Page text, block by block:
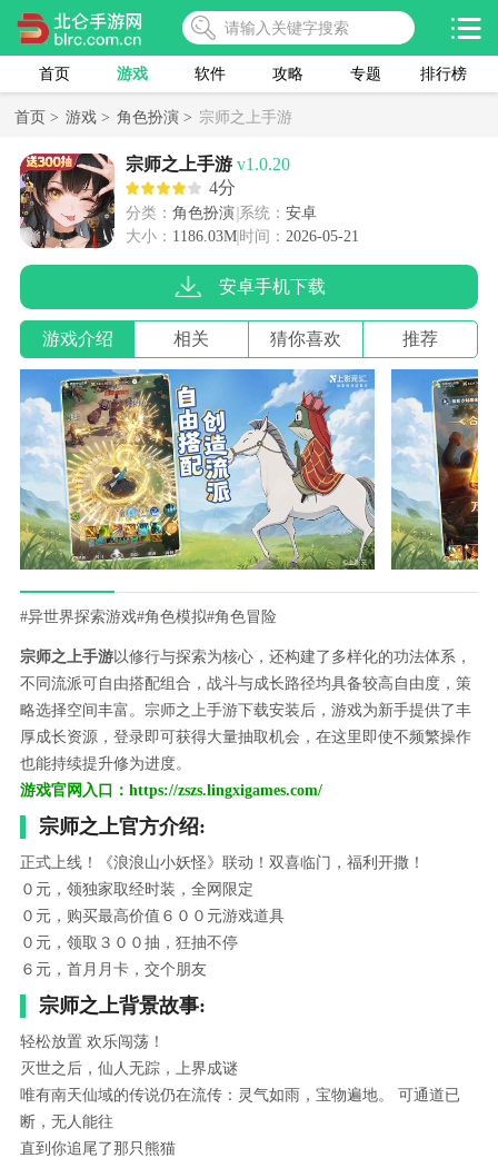
首页 游戏 软件 攻略 专题 排行榜
首页 > 游戏 > 角色扮演 > 宗师之上手游
宗师之上手游 v1.0.20
4分
分类： 角色扮演 系统： 安卓
大小： 1186.03M 时间： 2026-05-21
安卓手机下载
游戏介绍 相关 猜你喜欢 推荐
#异世界探索游戏#角色模拟#角色冒险
宗师之上手游以修行与探索为核心，还构建了多样化的功法体系，
不同流派可自由搭配组合，战斗与成长路径均具备较高自由度，策
略选择空间丰富。宗师之上手游下载安装后，游戏为新手提供了丰
厚成长资源，登录即可获得大量抽取机会，在这里即使不频繁操作
也能持续提升修为进度。
游戏官网入口：https://zszs.lingxigames.com/
宗师之上官方介绍:
正式上线！《浪浪山小妖怪》联动！双喜临门，福利开撒！
０元，领独家取经时装，全网限定
０元，购买最高价值６００元游戏道具
０元，领取３００抽，狂抽不停
６元，首月月卡，交个朋友
宗师之上背景故事:
轻松放置 欢乐闯荡！
灭世之后，仙人无踪，上界成谜
唯有南天仙域的传说仍在流传：灵气如雨，宝物遍地。 可通道已
断，无人能往
直到你追尾了那只熊猫